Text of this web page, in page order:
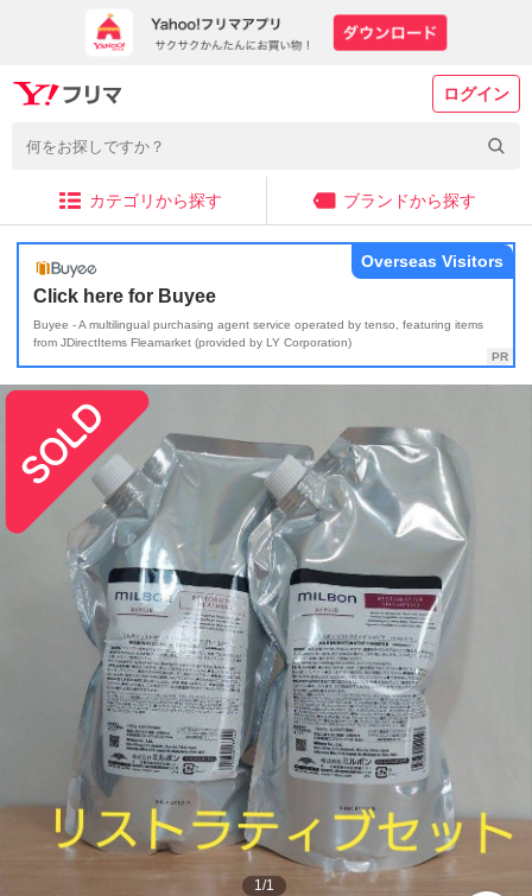
ログイン
カテゴリから探す ブランドから探す
Click here for Buyee
Buyee - A multilingual purchasing agent service operated by tenso, featuring items
from JDirectItems Fleamarket (provided by LY Corporation)
Overseas Visitors
1/1